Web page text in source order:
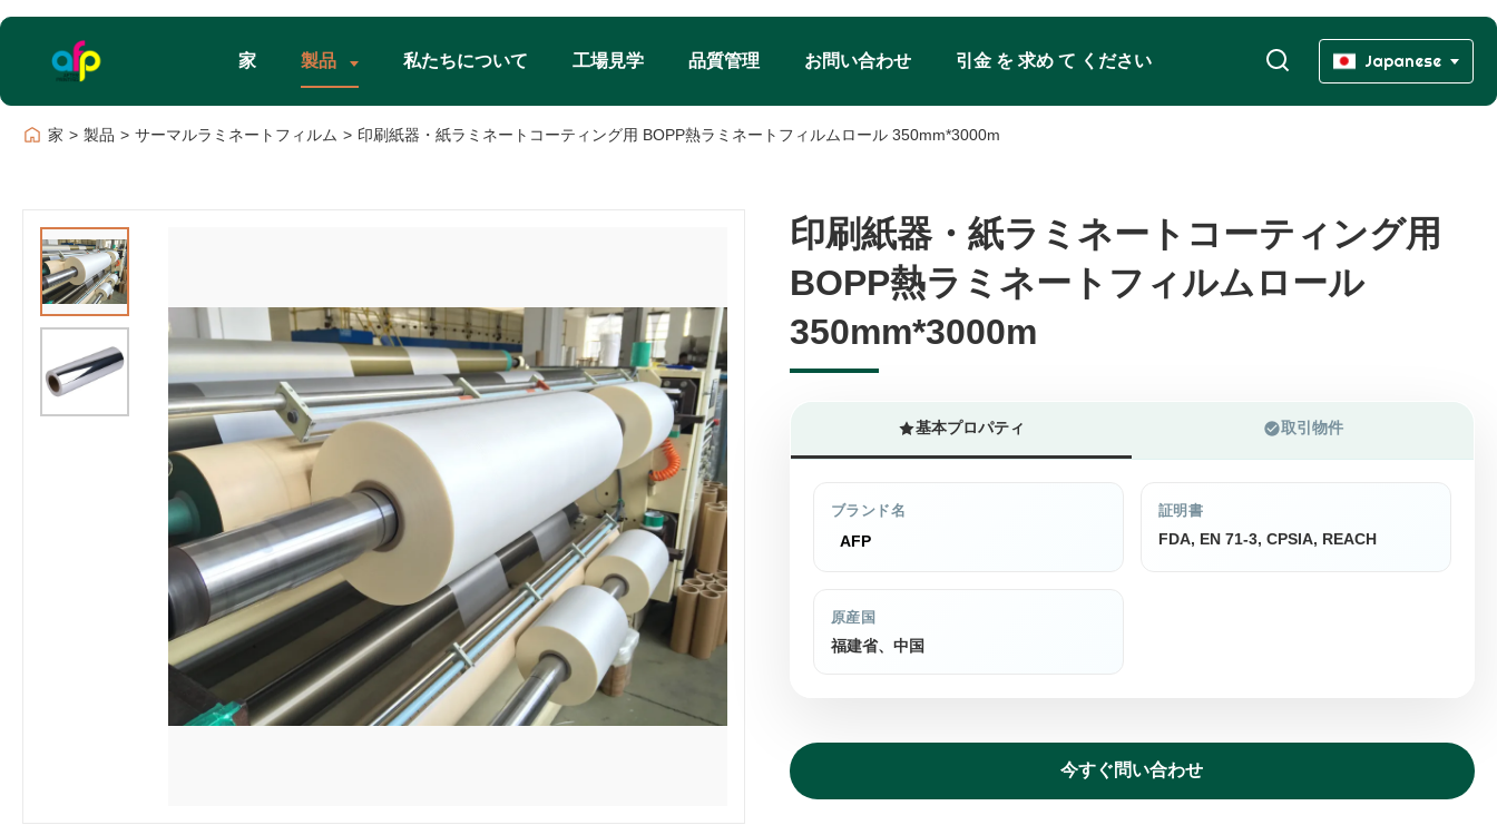
家 製品 私たちについて 工場見学 品質管理 お問い合わせ 引金 を 求め て ください Japanese
家 > 製品 > サーマルラミネートフィルム > 印刷紙器・紙ラミネートコーティング用 BOPP熱ラミネートフィルムロール 350mm*3000m
印刷紙器・紙ラミネートコーティング用
BOPP熱ラミネートフィルムロール
350mm*3000m
印刷紙器・紙ラミネートコーティング用
BOPP熱ラミネートフィルムロール
350mm*3000m
基本プロパティ 取引物件
ブランド名
AFP
証明書
FDA, EN 71-3, CPSIA, REACH
原産国
福建省、中国
今すぐ問い合わせ